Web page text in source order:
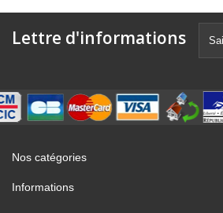
Lettre d'informations
Nos catégories
Informations